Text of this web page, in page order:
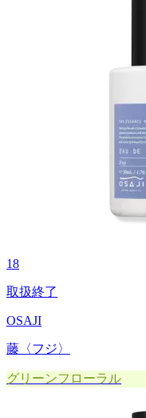
18
取扱終了
OSAJI
藤〈フジ〉
グリーンフローラル